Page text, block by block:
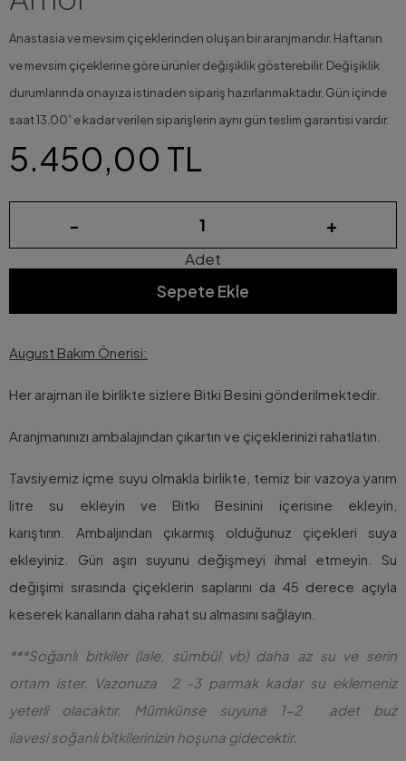
Anastasia ve mevsim çiçeklerinden oluşan bir aranjmandır. Haftanın
ve mevsim çiçeklerine göre ürünler değişiklik gösterebilir. Değişiklik
durumlarında onayıza istinaden sipariş hazırlanmaktadır. Gün içinde
saat 13.00′ e kadar verilen siparişlerin aynı gün teslim garantisi vardır.
5.450,00 TL
- +
Adet
Sepete Ekle
August Bakım Önerisi:
Her arajman ile birlikte sizlere Bitki Besini gönderilmektedir.
Aranjmanınızı ambalajından çıkartın ve çiçeklerinizi rahatlatın.
Tavsiyemiz içme suyu olmakla birlikte, temiz bir vazoya yarım
litre su ekleyin ve Bitki Besinini içerisine ekleyin,
karıştırın. Ambaljından çıkarmış olduğunuz çiçekleri suya
ekleyiniz. Gün aşırı suyunu değişmeyi ihmal etmeyin. Su
değişimi sırasında çiçeklerin saplarını da 45 derece açıyla
keserek kanalların daha rahat su almasını sağlayın.
***Soğanlı bitkiler (lale, sümbül vb) daha az su ve serin
ortam ister. Vazonuza 2 -3 parmak kadar su eklemeniz
yeterli olacaktır. Mümkünse suyuna 1-2 adet buz
ilavesi soğanlı bitkilerinizin hoşuna gidecektir.